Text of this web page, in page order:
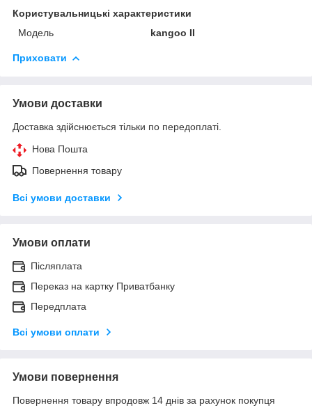
Користувальницькі характеристики
Мoдель
kangoo II
Приховати
Умови доставки
Доставка здійснюється тільки по передоплаті.
Нова Пошта
Повернення товару
Всі умови доставки
Умови оплати
Післяплата
Переказ на картку Приватбанку
Передплата
Всі умови оплати
Умови повернення
Повернення товару впродовж 14 днів за рахунок покупця